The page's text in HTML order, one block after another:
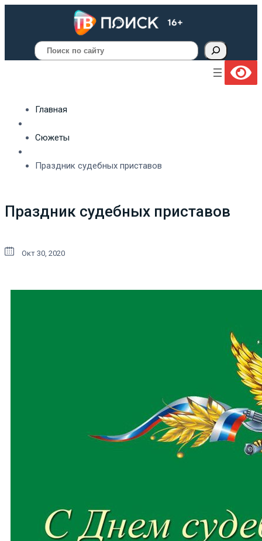
Поиск
Главная
Сюжеты
Праздник судебных приставов
Праздник судебных приставов
Окт 30, 2020